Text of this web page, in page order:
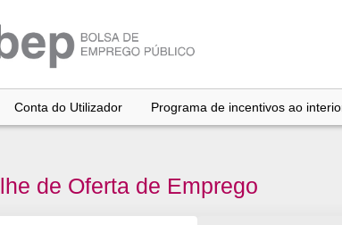
Conta do Utilizador Programa de incentivos ao
de Oferta de Emprego